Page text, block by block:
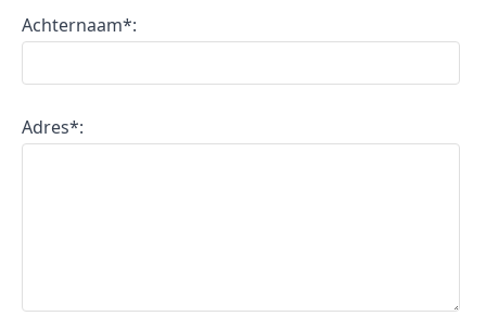
Achternaam*:
Adres*: